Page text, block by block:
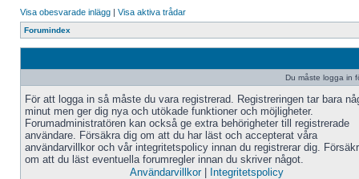
Visa obesvarade inlägg | Visa aktiva trådar
Forumindex
Du måste logga in
För att logga in så måste du vara registrerad. Registreringen tar bara
minut men ger dig nya och utökade funktioner och möjligheter.
Forumadministratören kan också ge extra behörigheter till registrerade
användare. Försäkra dig om att du har läst och accepterat våra
användarvillkor och vår integritetspolicy innan du registrerar dig.
om att du läst eventuella forumregler innan du skriver något.
Användarvillkor| Integritetspolicy